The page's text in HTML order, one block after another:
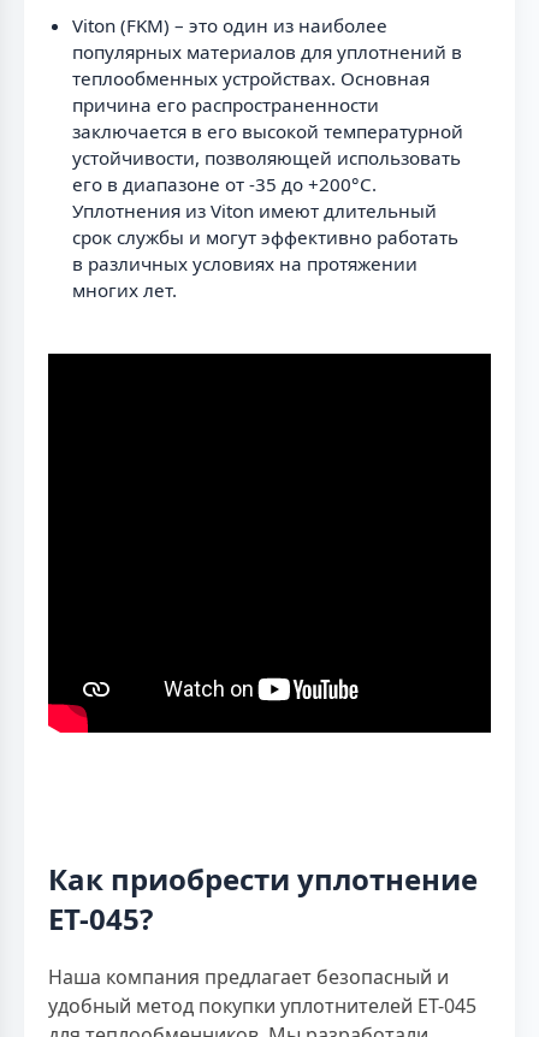
Viton (FKM) – это один из наиболее
популярных материалов для уплотнений в
теплообменных устройствах. Основная
причина его распространенности
заключается в его высокой температурной
устойчивости, позволяющей использовать
его в диапазоне от -35 до +200°C.
Уплотнения из Viton имеют длительный
срок службы и могут эффективно работать
в различных условиях на протяжении
многих лет.
Как приобрести уплотнение
ET-045?
Наша компания предлагает безопасный и
удобный метод покупки уплотнителей ЕТ-045